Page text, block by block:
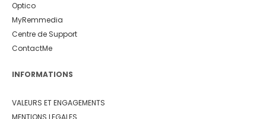
Optico
MyRemmedia
Centre de Support
ContactMe
INFORMATIONS
VALEURS ET ENGAGEMENTS